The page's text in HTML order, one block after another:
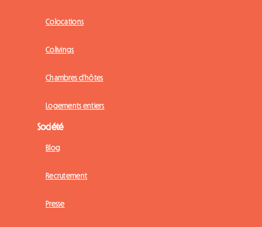
Colocations
Colivings
Chambres d'hôtes
Logements entiers
Société
Blog
Recrutement
Presse